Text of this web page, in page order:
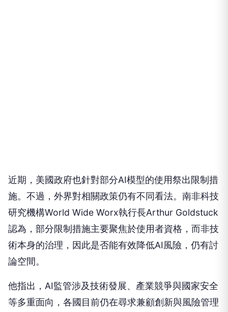
近期，美國政府也針對部分AI模型的使用祭出限制措
施。不過，外界對相關政策仍有不同看法。南非科技
研究機構World Wide Worx執行長Arthur Goldstuck
認為，部分限制措施主要聚焦於使用者資格，而非技
術本身的治理，因此是否能有效降低AI風險，仍有討
論空間。
他指出，AI監管涉及技術發展、產業競爭與國家安全
等多重面向，各國目前仍在尋求兼顧創新與風險管理